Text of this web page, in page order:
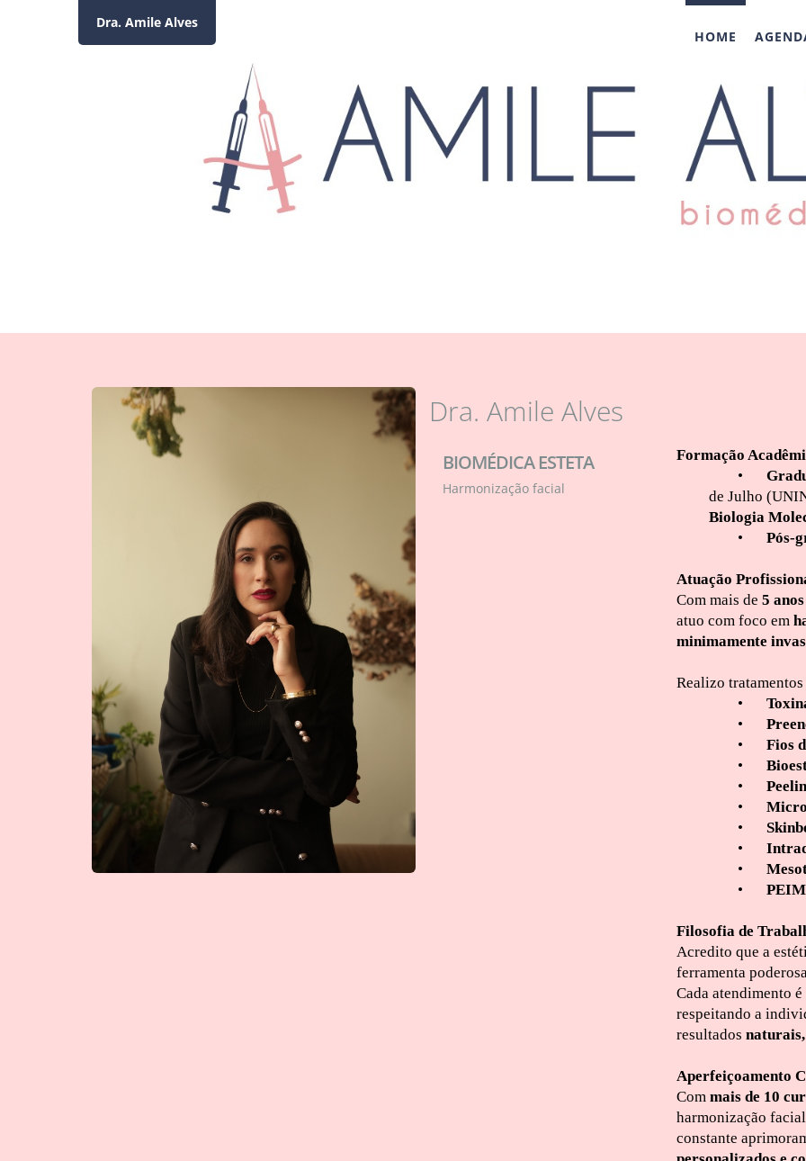
Dra. Amile Alves
HOME
Dra. Amile Alves
BIOMÉDICA ESTETA
Harmonização facial
Formação
•
de Julho
Biologia
•
Pós-
Atuação
Com mais de 5
atuo com foco em
minimamente
Realizo
•
•
•
Fios
•
•
•
•
•
•
•
Filosofia de
Acredito que a
ferramenta
Cada atendimento
respeitando a
resultados
Aperfeiçoamento
Com mais de 10
harmonização
constante